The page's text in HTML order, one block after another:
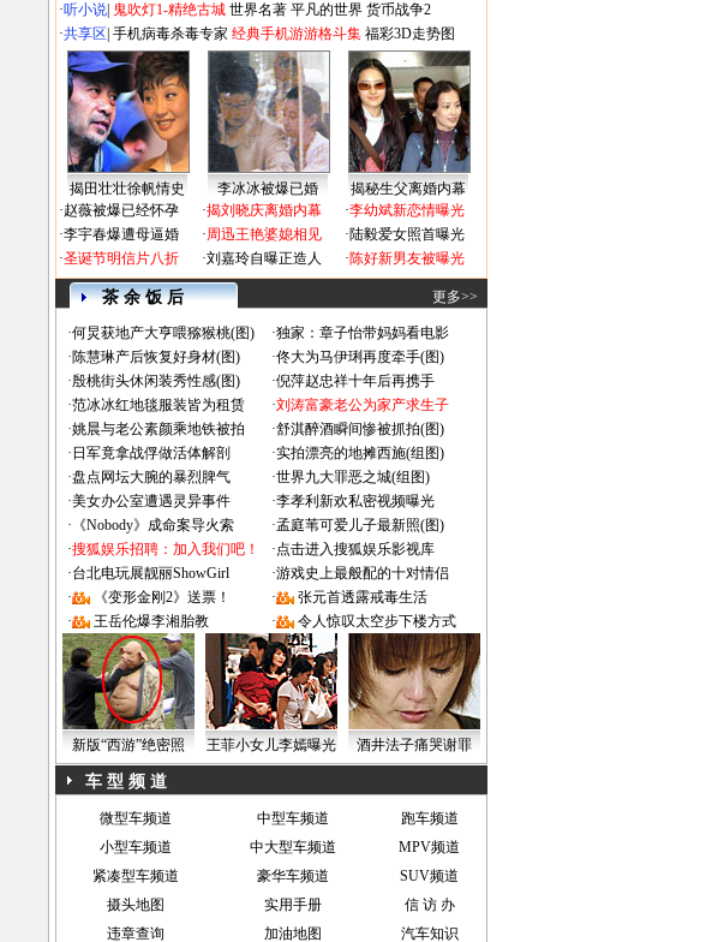
·听小说 鬼吹灯1-精绝古城 世界名著 平凡的世界 货币战争2
·共享区 手机病毒杀毒专家 经典手机游游格斗集 福彩3D走势图
揭田壮壮徐帆情史 李冰冰被爆已婚
揭秘生父离婚内幕
·赵薇被爆已经怀孕
·李宇春爆遭母逼婚
·圣诞节明信片八折
·揭刘晓庆离婚内幕
·周迅王艳婆媳相见
·刘嘉玲自曝正造人
·李幼斌新恋情曝光
·陆毅爱女照首曝光
·陈好新男友被曝光
茶 余 饭 后 更多>>
·何炅获地产大亨喂猕猴桃(图) ·独家：章子怡带妈妈看电影
·陈慧琳产后恢复好身材(图) ·佟大为马伊琍再度牵手(图)
·殷桃街头休闲装秀性感(图) ·倪萍赵忠祥十年后再携手
·范冰冰红地毯服装皆为租赁 ·刘涛富豪老公为家产求生子
·姚晨与老公素颜乘地铁被拍 ·舒淇醉酒瞬间惨被抓拍(图)
· 日军竟拿战俘做活体解剖 ·实拍漂亮的地摊西施(组图)
·盘点网坛大腕的暴烈脾气 ·世界九大罪恶之城(组图)
·美女办公室遭遇灵异事件 ·李孝利新欢私密视频曝光
· 《Nobody》成命案导火索 ·孟庭苇可爱儿子最新照(图)
·搜狐娱乐招聘：加入我们吧！ ·点击进入搜狐娱乐影视库
·台北电玩展靓丽ShowGirl ·游戏史上最般配的十对情侣
·
《变形金刚2》送票！ ·
张元首透露戒毒生活
·
王岳伦爆李湘胎教 · 令人惊叹太空步下楼方式
新版“西游”绝密照 王菲小女儿李嫣曝光 酒井法子痛哭谢罪
车 型 频 道
微型车频道 中型车频道
跑车频道
小型车频道
中大型车频道
MPV频道
紧凑型车频道
豪华车频道
SUV频道
摄头地图
实用手册
信 访 办
违章查询
加油地图 汽车知识